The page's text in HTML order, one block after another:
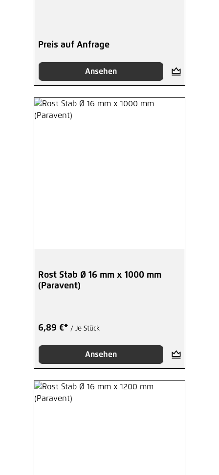
Preis auf Anfrage
Ansehen
Rost Stab Ø 16 mm x 1000 mm
(Paravent)
6,89 €* / Je Stück
Ansehen